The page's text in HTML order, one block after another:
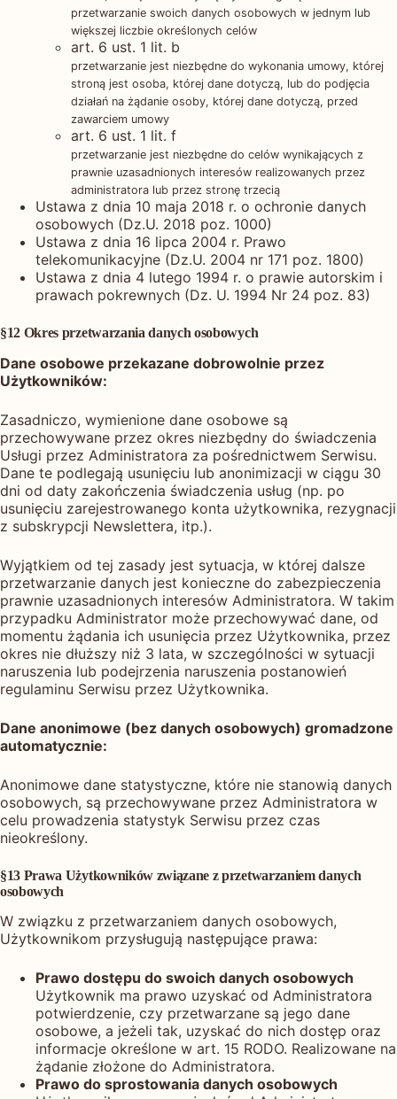
przetwarzanie swoich danych osobowych w jednym lub
większej liczbie określonych celów
art. 6 ust. 1 lit. b
przetwarzanie jest niezbędne do wykonania umowy, której
stroną jest osoba, której dane dotyczą, lub do podjęcia
działań na żądanie osoby, której dane dotyczą, przed
zawarciem umowy
art. 6 ust. 1 lit. f
przetwarzanie jest niezbędne do celów wynikających z
prawnie uzasadnionych interesów realizowanych przez
administratora lub przez stronę trzecią
Ustawa z dnia 10 maja 2018 r. o ochronie danych
osobowych (Dz.U. 2018 poz. 1000)
Ustawa z dnia 16 lipca 2004 r. Prawo
telekomunikacyjne (Dz.U. 2004 nr 171 poz. 1800)
Ustawa z dnia 4 lutego 1994 r. o prawie autorskim i
prawach pokrewnych (Dz. U. 1994 Nr 24 poz. 83)
§12 Okres przetwarzania danych osobowych
Dane osobowe przekazane dobrowolnie przez
Użytkowników:
Zasadniczo, wymienione dane osobowe są
przechowywane przez okres niezbędny do świadczenia
Usługi przez Administratora za pośrednictwem Serwisu.
Dane te podlegają usunięciu lub anonimizacji w ciągu 30
dni od daty zakończenia świadczenia usług (np. po
usunięciu zarejestrowanego konta użytkownika, rezygnacji
z subskrypcji Newslettera, itp.).
Wyjątkiem od tej zasady jest sytuacja, w której dalsze
przetwarzanie danych jest konieczne do zabezpieczenia
prawnie uzasadnionych interesów Administratora. W takim
przypadku Administrator może przechowywać dane, od
momentu żądania ich usunięcia przez Użytkownika, przez
okres nie dłuższy niż 3 lata, w szczególności w sytuacji
naruszenia lub podejrzenia naruszenia postanowień
regulaminu Serwisu przez Użytkownika.
Dane anonimowe (bez danych osobowych) gromadzone
automatycznie:
Anonimowe dane statystyczne, które nie stanowią danych
osobowych, są przechowywane przez Administratora w
celu prowadzenia statystyk Serwisu przez czas
nieokreślony.
§13 Prawa Użytkowników związane z przetwarzaniem danych
osobowych
W związku z przetwarzaniem danych osobowych,
Użytkownikom przysługują następujące prawa:
Prawo dostępu do swoich danych osobowych
Użytkownik ma prawo uzyskać od Administratora
potwierdzenie, czy przetwarzane są jego dane
osobowe, a jeżeli tak, uzyskać do nich dostęp oraz
informacje określone w art. 15 RODO. Realizowane na
żądanie złożone do Administratora.
Prawo do sprostowania danych osobowych